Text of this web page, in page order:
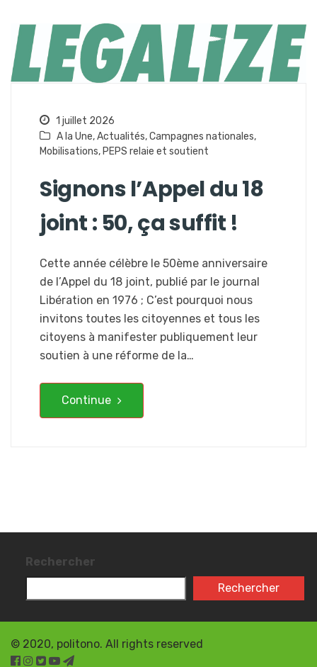
1 juillet 2026
A la Une,Actualités,Campagnes nationales,
Mobilisations, PEPS relaie et soutient
Signons l’Appel du 18
joint : 50, ça suffit !
Cette année célèbre le 50ème anniversaire
de l’Appel du 18 joint, publié par le journal
Libération en 1976 ; C’est pourquoi nous
invitons toutes les citoyennes et tous les
citoyens à manifester publiquement leur
soutien à une réforme de la…
Continue
Rechercher
Rechercher
© 2020, politono. All rights reserved